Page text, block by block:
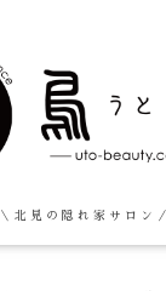
＼ 北 見 の 隠 れ 家 サ ロ ン ／